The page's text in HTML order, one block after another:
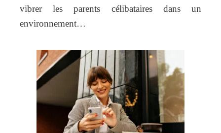
vibrer les parents célibataires dans un
environnement…